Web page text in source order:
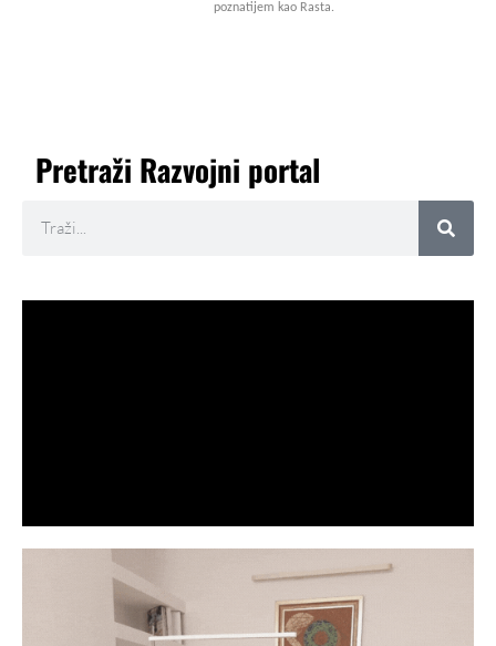
poznatijem kao Rasta.
Pretraži Razvojni portal